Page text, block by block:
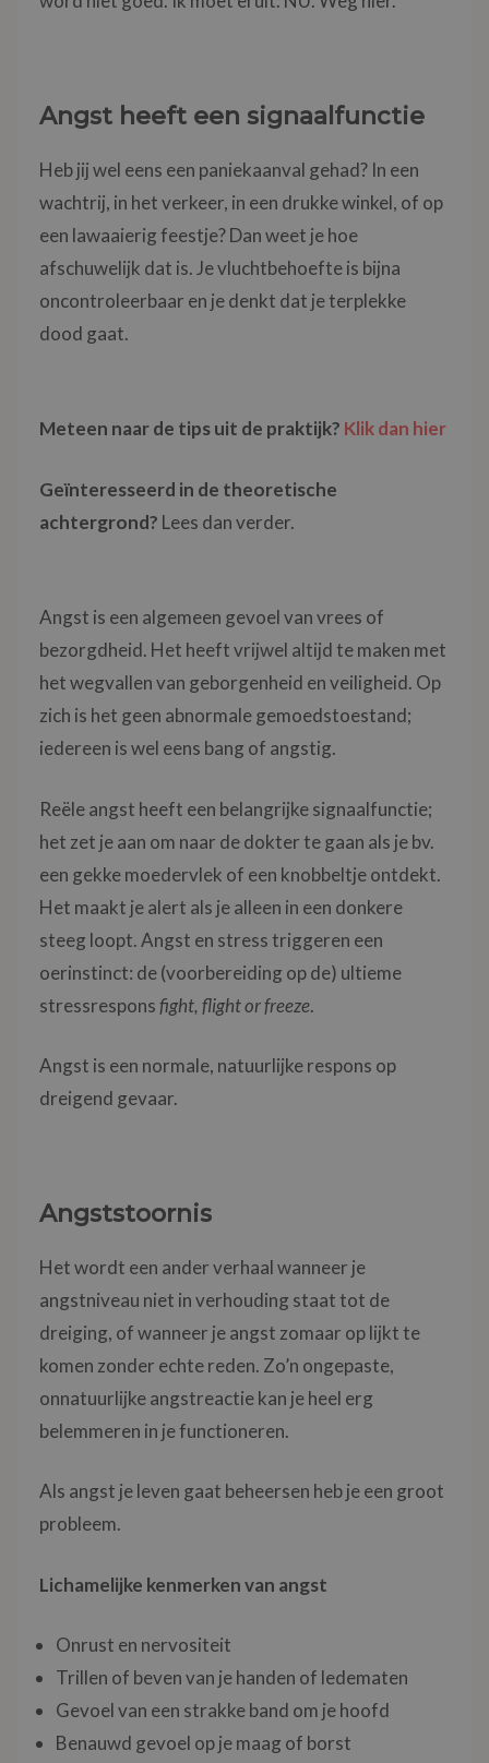
Angst heeft een signaalfunctie
Heb jij wel eens een paniekaanval gehad? In een
wachtrij, in het verkeer, in een drukke winkel, of op
een lawaaierig feestje? Dan weet je hoe
afschuwelijk dat is. Je vluchtbehoefte is bijna
oncontroleerbaar en je denkt dat je terplekke
dood gaat.
Meteen naar de tips uit de praktijk? Klik dan hier
Geïnteresseerd in de theoretische
achtergrond? Lees dan verder.
Angst is een algemeen gevoel van vrees of
bezorgdheid. Het heeft vrijwel altijd te maken met
het wegvallen van geborgenheid en veiligheid. Op
zich is het geen abnormale gemoedstoestand;
iedereen is wel eens bang of angstig.
Reële angst heeft een belangrijke signaalfunctie;
het zet je aan om naar de dokter te gaan als je bv.
een gekke moedervlek of een knobbeltje ontdekt.
Het maakt je alert als je alleen in een donkere
steeg loopt. Angst en stress triggeren een
oerinstinct: de (voorbereiding op de) ultieme
stressresponsfight, flight or freeze.
Angst is een normale, natuurlijke respons op
dreigend gevaar.
Angststoornis
Het wordt een ander verhaal wanneer je
angstniveau niet in verhouding staat tot de
dreiging, of wanneer je angst zomaar op lijkt te
komen zonder echte reden. Zo’n ongepaste,
onnatuurlijke angstreactie kan je heel erg
belemmeren in je functioneren.
Als angst je leven gaat beheersen heb je een groot
probleem.
Lichamelijke kenmerken van angst
Onrust en nervositeit
Trillen of beven van je handen of ledematen
Gevoel van een strakke band om je hoofd
Benauwd gevoel op je maag of borst